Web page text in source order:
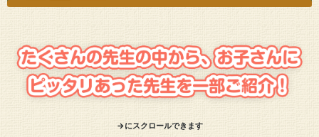
→にスクロールできます